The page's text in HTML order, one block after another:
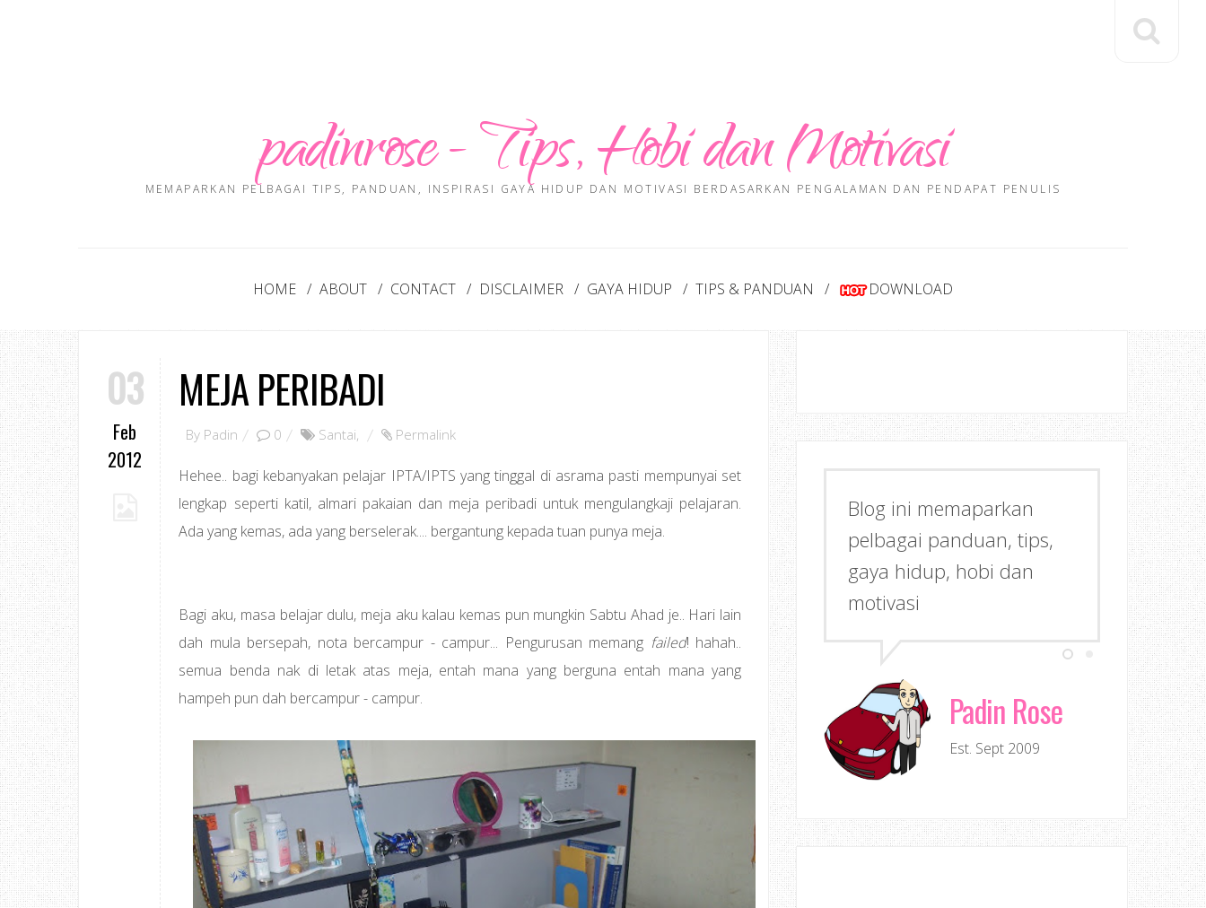
padinrose - Tips, Hobi dan Motivasi
MEMAPARKAN PELBAGAI TIPS, PANDUAN, INSPIRASI GAYA HIDUP DAN MOTIVASI BERDASARKAN PENGALAMAN DAN PENDAPAT PENULIS
HOME ABOUT CONTACT DISCLAIMER GAYA HIDUP TIPS & PANDUAN DOWNLOAD
03
Feb
2012
MEJA PERIBADI
By Padin 0 Santai, Permalink
Hehee.. bagi kebanyakan pelajar IPTA/IPTS yang tinggal di asrama pasti mempunyai set
lengkap seperti katil, almari pakaian dan meja peribadi untuk mengulangkaji pelajaran.
Ada yang kemas, ada yang berselerak.... bergantung kepada tuan punya meja.
Bagi aku, masa belajar dulu, meja aku kalau kemas pun mungkin Sabtu Ahad je.. Hari lain
dah mula bersepah, nota bercampur - campur... Pengurusan memang failed! hahah..
semua benda nak di letak atas meja, entah mana yang berguna entah mana yang
hampeh pun dah bercampur - campur.
Blog ini memaparkan
pelbagai panduan, tips,
gaya hidup, hobi dan
motivasi
Padin Rose
Est. Sept 2009